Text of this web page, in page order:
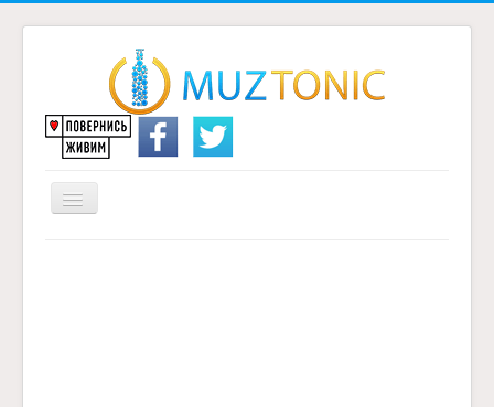
Перемикач
навігації